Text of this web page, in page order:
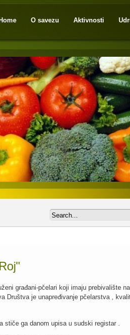
Home O savezu Aktivnosti
građani-pčelari koji imaju prebivalište
Društva je unapređivanje pčelarstva ,
stiče ga danom upisa u sudski registar .